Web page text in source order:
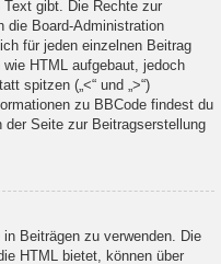
gibt. Die Rechte zur
die Board-Administration
für jeden einzelnen Beitrag
HTML aufgebaut, jedoch
spitzen („<“ und „>“)
zu BBCode findest du
Seite zur Beitragserstellung
Beiträgen zu verwenden. Die
HTML bietet, können über